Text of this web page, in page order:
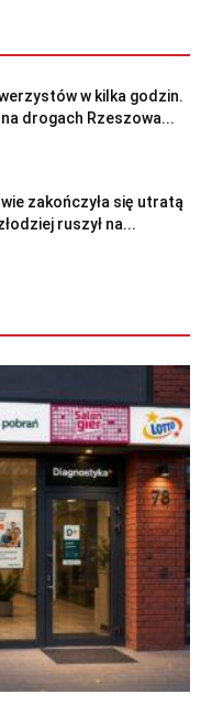
w kilka godzin.
drogach Rzeszowa...
zakończyła się utratą
ruszył na...